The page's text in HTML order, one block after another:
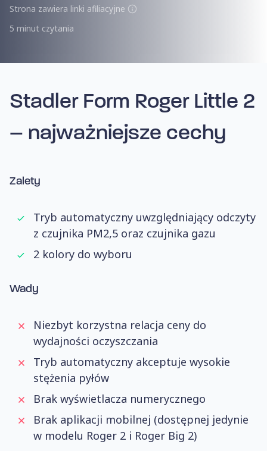
Strona zawiera linki afiliacyjne
5 minut czytania
Stadler Form Roger Little 2
– najważniejsze cechy
Zalety
Tryb automatyczny uwzględniający odczyty
z czujnika PM2,5 oraz czujnika gazu
2 kolory do wyboru
Wady
Niezbyt korzystna relacja ceny do
wydajności oczyszczania
Tryb automatyczny akceptuje wysokie
stężenia pyłów
Brak wyświetlacza numerycznego
Brak aplikacji mobilnej (dostępnej jedynie
w modelu Roger 2 i Roger Big 2)